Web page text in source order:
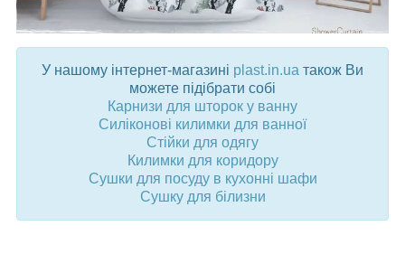
У нашому інтернет-магазині plast.in.ua також Ви
можете підібрати собі
Карнизи для шторок у ванну
Силіконові килимки для ванної
Стійки для одягу
Килимки для коридору
Сушки для посуду в кухонні шафи
Сушку для білизни